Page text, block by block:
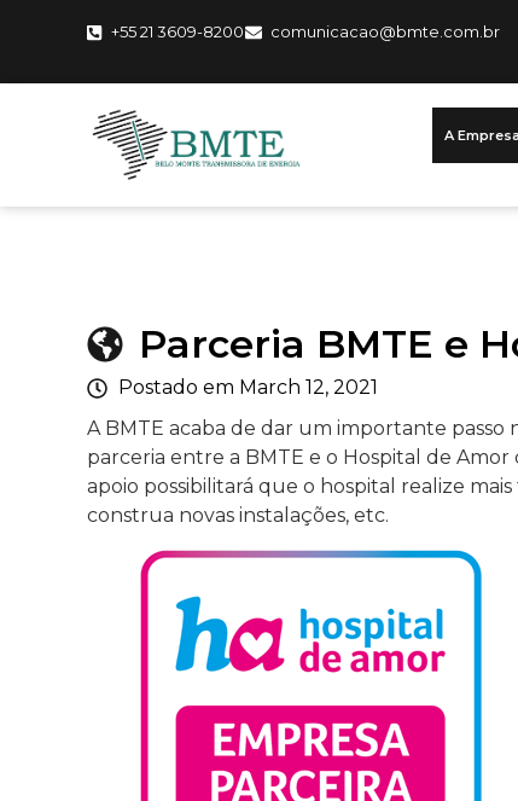
+55 21 3609-8200 comunicacao@bmte.com.br
A Empresa
Parceria BMTE e
Postado em March 12, 2021
A BMTE acaba de dar um importante
parceria entre a BMTE e o Hospital de
apoio possibilitará que o hospital realize
construa novas instalações, etc.